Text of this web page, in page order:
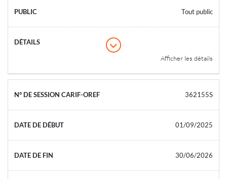
Tout public
Afficher les détails
362155S
01/09/2025
30/06/2026